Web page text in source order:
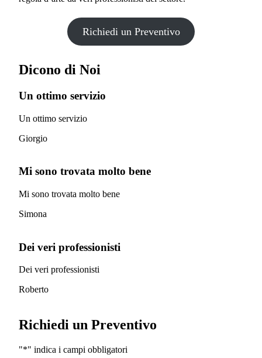
Richiedi un Preventivo
Dicono di Noi
Un ottimo servizio
Un ottimo servizio
Giorgio
Mi sono trovata molto bene
Mi sono trovata molto bene
Simona
Dei veri professionisti
Dei veri professionisti
Roberto
Richiedi un Preventivo
"*" indica i campi obbligatori